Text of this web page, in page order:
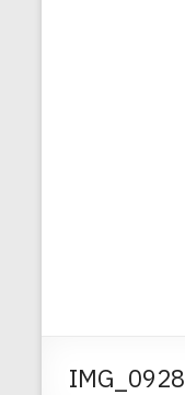
IMG_0928